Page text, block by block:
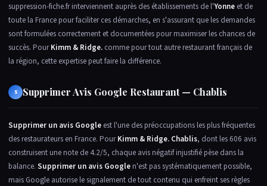
suppression-fiche.fr interviennent auprès des établissements de l'Yonne et de
toute la France pour faciliter ces démarches, en s'assurant que les demandes
sont formulées correctement et documentées pour maximiser les chances de
succès. PourKimm & Ridge. comme pour tout autre restaurant français de
la région, cette expertise peut faire la différence.
5 Supprimer Avis Google Restaurant — Chablis
Supprimer un avis Google est l'une des préoccupations les plus fréquentes
des restaurateurs en France. PourKimm & Ridge. Chablis, dont les 606 avis
construisent une note de 4.2/5, chaque avis négatif injustifié pèse dans la
balance. Supprimer un avis Google n'est pas systématiquement possible,
mais Google autorise le signalement de tout contenu qui enfreint ses règles